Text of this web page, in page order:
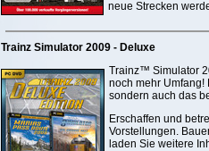
neue Strecken
Trainz Simulator 2009 - Deluxe
Trainz™ Simulator
noch mehr Umfang!
sondern auch das
Erschaffen und
Vorstellungen.
laden Sie weitere